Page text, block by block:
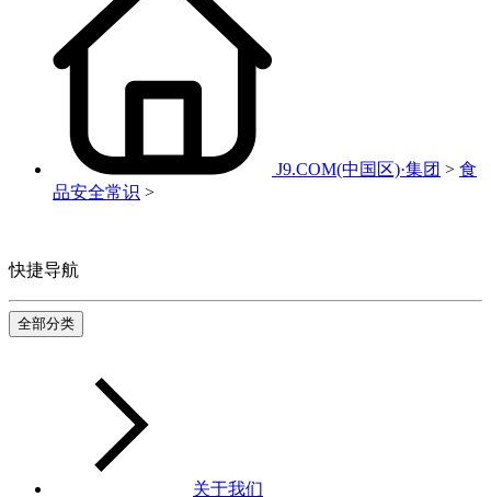
J9.COM(中国区)·集团 > 食
品安全常识 >
快捷导航
全部分类
关于我们